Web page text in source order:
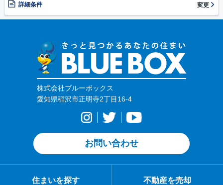
詳細条件 変更
株式会社ブルーボックス
愛知県稲沢市正明寺2丁目16-4
お問い合わせ
住まいを探す 不動産を売却